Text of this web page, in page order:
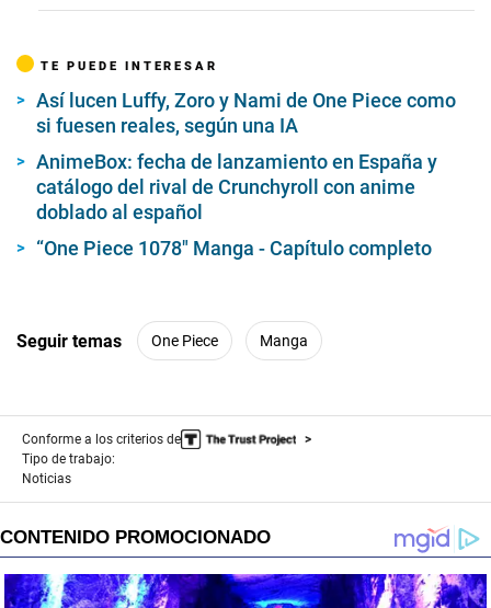
TE PUEDE INTERESAR
Así lucen Luffy, Zoro y Nami de One Piece como
si fuesen reales, según una IA
AnimeBox: fecha de lanzamiento en España y
catálogo del rival de Crunchyroll con anime
doblado al español
“One Piece 1078″ Manga - Capítulo completo
Seguir temas One Piece Manga
Conforme a los criterios de
Tipo de trabajo:
Noticias